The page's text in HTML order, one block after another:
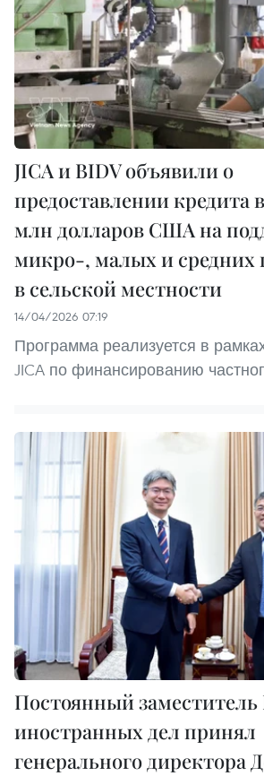
JICA и BIDV объявили о
предоставлении кредита
млн долларов США на
микро-, малых и средних
в сельской местности
14/04/2026 07:19
Программа реализуется в
JICA по финансированию
Постоянный
иностранных дел принял
генерального директора